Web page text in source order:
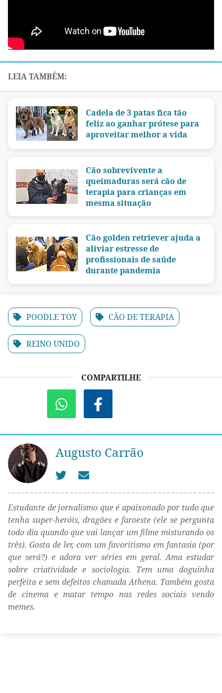
Cadela de 3 patas fica tão
feliz ao ganhar prótese para
aproveitar melhor a vida
Cão sobrevivente a
queimaduras será cão de
terapia para crianças em
mesma situação
Cão golden retriever ajuda a
aliviar estresse de
profissionais de saúde
durante pandemia
POODLE TOY CÃO DE TERAPIA
REINO UNIDO
COMPARTILHE
Augusto Carrão
Estudante de jornalismo que é apaixonado por tudo que
tenha super-heróis, dragões e faroeste (ele se pergunta
todo dia quando que vai lançar um filme misturando os
três). Gosta de ler, com um favoritismo em fantasia (por
que será?) e adora ver séries em geral. Ama estudar
sobre criatividade e sociologia. Tem uma doguinha
perfeita e sem defeitos chamada Athena. Também gosta
de cinema e matar tempo nas redes sociais vendo
memes.